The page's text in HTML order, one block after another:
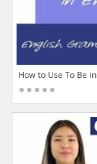
How to Use To Be